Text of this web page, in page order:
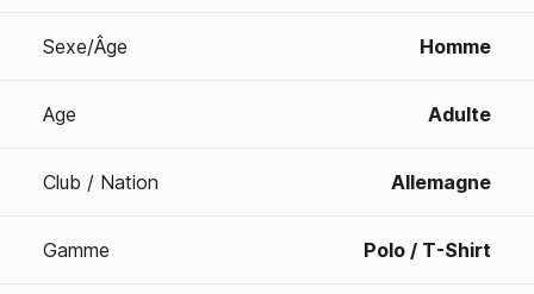
Sexe/Âge Homme
Age Adulte
Club / Nation Allemagne
Gamme Polo / T-Shirt